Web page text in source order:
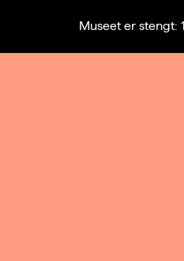
Museet er stengt: